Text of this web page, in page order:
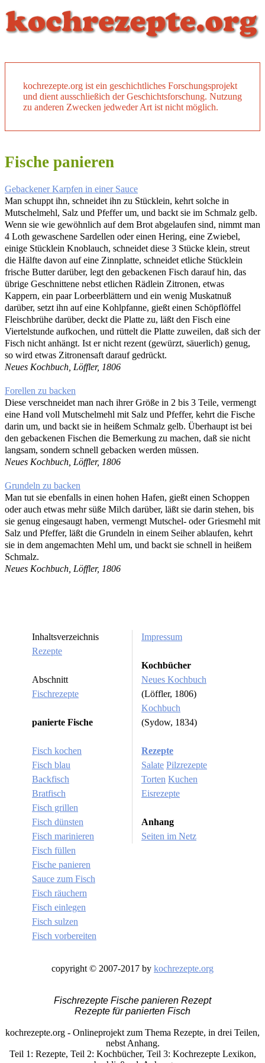
kochrezepte.org ist ein geschichtliches Forschungsprojekt
und dient ausschließich der Geschichtsforschung. Nutzung
zu anderen Zwecken jedweder Art ist nicht möglich.
Fische panieren
Gebackener Karpfen in einer Sauce
Man schuppt ihn, schneidet ihn zu Stücklein, kehrt solche in
Mutschelmehl, Salz und Pfeffer um, und backt sie im Schmalz gelb.
Wenn sie wie gewöhnlich auf dem Brot abgelaufen sind, nimmt man
4 Loth gewaschene Sardellen oder einen Hering, eine Zwiebel,
einige Stücklein Knoblauch, schneidet diese 3 Stücke klein, streut
die Hälfte davon auf eine Zinnplatte, schneidet etliche Stücklein
frische Butter darüber, legt den gebackenen Fisch darauf hin, das
übrige Geschnittene nebst etlichen Rädlein Zitronen, etwas
Kappern, ein paar Lorbeerblättern und ein wenig Muskatnuß
darüber, setzt ihn auf eine Kohlpfanne, gießt einen Schöpflöffel
Fleischbrühe darüber, deckt die Platte zu, läßt den Fisch eine
Viertelstunde aufkochen, und rüttelt die Platte zuweilen, daß sich der
Fisch nicht anhängt. Ist er nicht rezent (gewürzt, säuerlich) genug,
so wird etwas Zitronensaft darauf gedrückt.
Neues Kochbuch, Löffler, 1806
Forellen zu backen
Diese verschneidet man nach ihrer Größe in 2 bis 3 Teile, vermengt
eine Hand voll Mutschelmehl mit Salz und Pfeffer, kehrt die Fische
darin um, und backt sie in heißem Schmalz gelb. Überhaupt ist bei
den gebackenen Fischen die Bemerkung zu machen, daß sie nicht
langsam, sondern schnell gebacken werden müssen.
Neues Kochbuch, Löffler, 1806
Grundeln zu backen
Man tut sie ebenfalls in einen hohen Hafen, gießt einen Schoppen
oder auch etwas mehr süße Milch darüber, läßt sie darin stehen, bis
sie genug eingesaugt haben, vermengt Mutschel- oder Griesmehl mit
Salz und Pfeffer, läßt die Grundeln in einem Seiher ablaufen, kehrt
sie in dem angemachten Mehl um, und backt sie schnell in heißem
Schmalz.
Neues Kochbuch, Löffler, 1806
Inhaltsverzeichnis
Rezepte
Abschnitt
Fischrezepte
panierte Fische
Fisch kochen
Fisch blau
Backfisch
Bratfisch
Fisch grillen
Fisch dünsten
Fisch marinieren
Fisch füllen
Fische panieren
Sauce zum Fisch
Fisch räuchern
Fisch einlegen
Fisch sulzen
Fisch vorbereiten
Impressum
Kochbücher
Neues Kochbuch
(Löffler, 1806)
Kochbuch
(Sydow, 1834)
Rezepte
Salate Pilzrezepte
Torten Kuchen
Eisrezepte
Anhang
Seiten im Netz
copyright © 2007-2017 by kochrezepte.org
Fischrezepte Fische panieren Rezept
Rezepte für panierten Fisch
kochrezepte.org - Onlineprojekt zum Thema Rezepte, in drei Teilen,
nebst Anhang.
Teil 1: Rezepte, Teil 2: Kochbücher, Teil 3: Kochrezepte Lexikon,